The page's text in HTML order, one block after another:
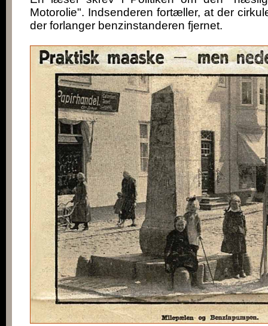
Motorolie". Indsenderen fortæller, at der
der forlanger benzinstanderen fjernet.